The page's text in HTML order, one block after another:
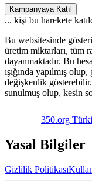
Kampanyaya Katıl
... kişi bu harekete
Bu websitesinde
üretim miktarları, tüm
dayanmaktadır. Bu
ışığında yapılmış
değişkenlik
sunulmuş olup, kesin
350.org
Yasal Bilgiler
Gizlilik Politikası